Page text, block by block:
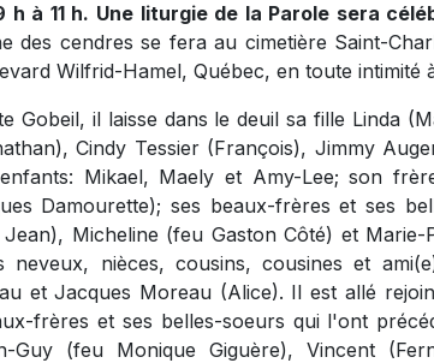
h à 11 h. Une liturgie de la Parole sera
des cendres se fera au cimetière Saint-
Wilfrid-Hamel, Québec, en toute intimité
Gobeil, il laisse dans le deuil sa fille Linda
Cindy Tessier (François), Jimmy
Mikael, Maely et Amy-Lee; son
Damourette); ses beaux-frères et ses
Micheline (feu Gaston Côté) et
neveux, nièces, cousins, cousines et
et Jacques Moreau (Alice). Il est allé
frères et ses belles-soeurs qui l'ont
Guy (feu Monique Giguère), Vincent